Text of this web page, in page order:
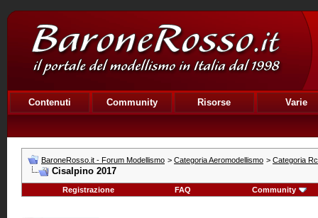
Contenuti Community Risorse Varie
BaroneRosso.it - Forum Modellismo > Categoria Aeromodellismo > Categoria
Cisalpino 2017
Registrazione FAQ Community